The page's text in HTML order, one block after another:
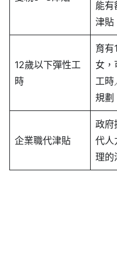
能有
津貼
12歲以下彈性工
時
育有
女，
工時
規劃
企業職代津貼
政府
代人
理的